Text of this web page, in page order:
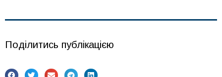
Поділитись публікацією